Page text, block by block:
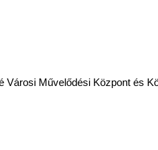
Városi Művelődési Központ és